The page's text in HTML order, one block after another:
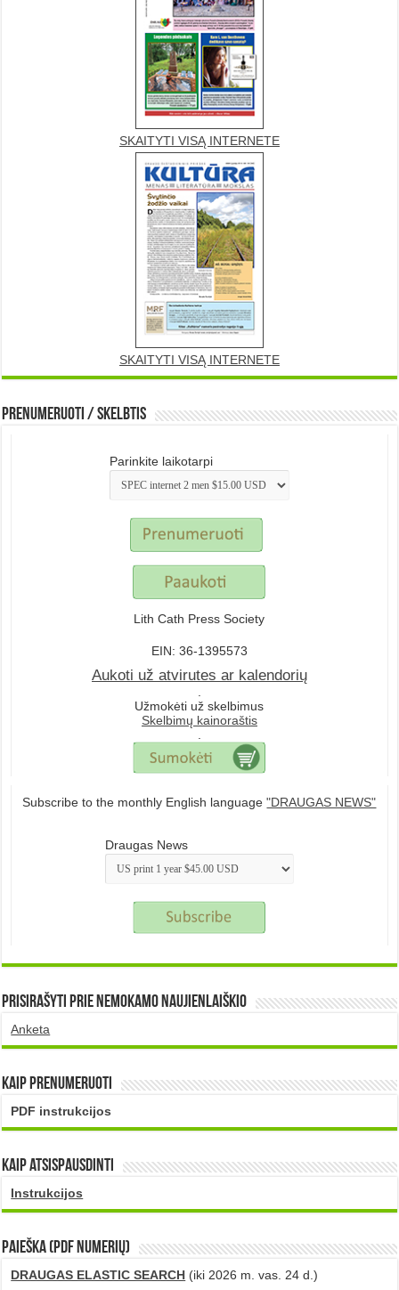
SKAITYTI VISĄ INTERNETE
SKAITYTI VISĄ INTERNETE
Prenumeruoti / Skelbtis
Parinkite laikotarpi
Lith Cath Press Society
EIN: 36-1395573
Aukoti už atvirutes ar kalendorių
Užmokėti už skelbimus
Skelbimų kainoraštis
Subscribe to the monthly English language"DRAUGAS NEWS"
Draugas News
Prisirašyti prie nemokamo naujienlaiškio
Anketa
Kaip prenumeruoti
PDF instrukcijos
Kaip atsispausdinti
Instrukcijos
PAIEŠKA (PDF numerių)
DRAUGAS ELASTIC SEARCH (iki 2026 m. vas. 24 d.)